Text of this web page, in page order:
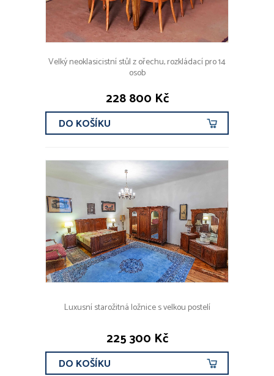
Velký neoklasicistní stůl z ořechu, rozkládací pro 14
osob
228 800 Kč
DO KOŠÍKU
Luxusní starožitná ložnice s velkou postelí
225 300 Kč
DO KOŠÍKU